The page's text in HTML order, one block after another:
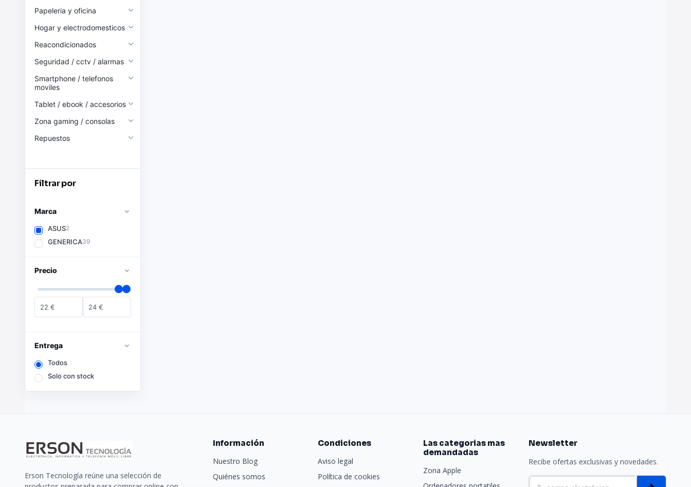
Papeleria y oficina
Hogar y electrodomesticos
Reacondicionados
Seguridad / cctv / alarmas
Smartphone / telefonos
moviles
Tablet / ebook / accesorios
Zona gaming / consolas
Repuestos
Filtrar por
Marca
ASUS2
GENERICA39
Precio
22 € 24 €
Entrega
Todos
Solo con stock
Erson Tecnología reúne una selección de
Información
Nuestro Blog
Quiénes somos
Condiciones
Aviso legal
Política de cookies
Las categorias mas
demandadas
Zona Apple
Newsletter
Recibe ofertas exclusivas y novedades.